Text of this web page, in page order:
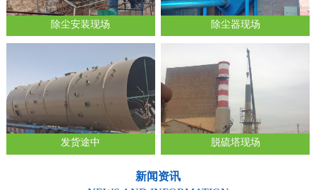
除尘安装现场 除尘器现场
发货途中 脱硫塔现场
新闻资讯